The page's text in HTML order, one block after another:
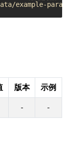
example-
版本 示例
- -